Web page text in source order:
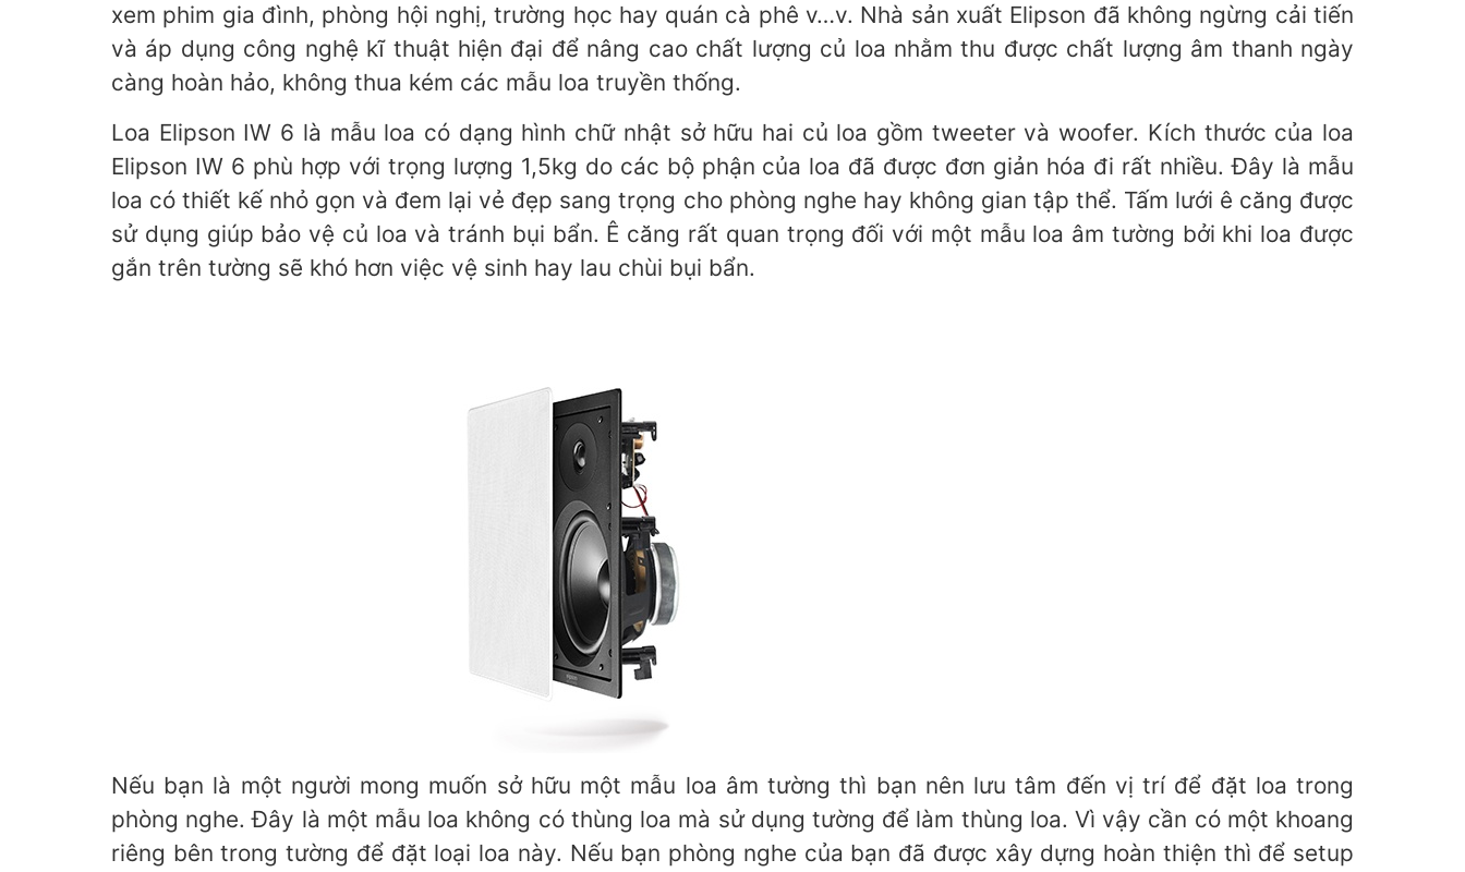
xem phim gia đình, phòng hội nghị, trường học hay quán cà phê v…v. Nhà sản xuất Elipson đã không ngừng cải tiến
và áp dụng công nghệ kĩ thuật hiện đại để nâng cao chất lượng củ loa nhằm thu được chất lượng âm thanh ngày
càng hoàn hảo, không thua kém các mẫu loa truyền thống.
Loa Elipson IW 6 là mẫu loa có dạng hình chữ nhật sở hữu hai củ loa gồm tweeter và woofer. Kích thước của loa
Elipson IW 6 phù hợp với trọng lượng 1,5kg do các bộ phận của loa đã được đơn giản hóa đi rất nhiều. Đây là mẫu
loa có thiết kế nhỏ gọn và đem lại vẻ đẹp sang trọng cho phòng nghe hay không gian tập thể. Tấm lưới ê căng được
sử dụng giúp bảo vệ củ loa và tránh bụi bẩn. Ê căng rất quan trọng đối với một mẫu loa âm tường bởi khi loa được
gắn trên tường sẽ khó hơn việc vệ sinh hay lau chùi bụi bẩn.
Nếu bạn là một người mong muốn sở hữu một mẫu loa âm tường thì bạn nên lưu tâm đến vị trí để đặt loa trong
phòng nghe. Đây là một mẫu loa không có thùng loa mà sử dụng tường để làm thùng loa. Vì vậy cần có một khoang
riêng bên trong tường để đặt loại loa này. Nếu bạn phòng nghe của bạn đã được xây dựng hoàn thiện thì để setup